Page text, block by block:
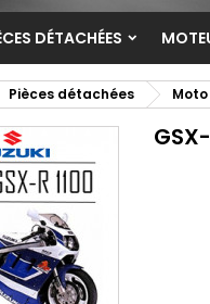
DÉTACHÉES
Pièces détachées Moto